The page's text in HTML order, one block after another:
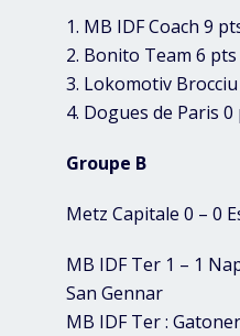
1. MB IDF Coach 9
2. Bonito Team 6 pts
3. Lokomotiv
4. Dogues de Paris 0
Groupe B
Metz Capitale 0 – 0
MB IDF Ter 1 – 1
San Gennar
MB IDF Ter :